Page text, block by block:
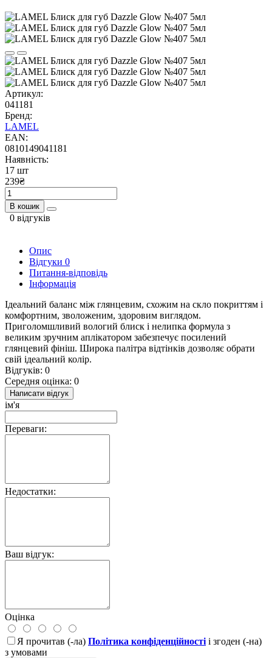
Артикул:
041181
Бренд:
LAMEL
EAN:
0810149041181
Наявність:
17 шт
239₴
В кошик
0 відгуків
Опис
Відгуки 0
Питання-відповідь
Інформація
Ідеальний баланс між глянцевим, схожим на скло покриттям і
комфортним, зволоженим, здоровим виглядом.
Приголомшливий вологий блиск і нелипка формула з
великим зручним аплікатором забезпечує посилений
глянцевий фініш. Широка палітра відтінків дозволяє обрати
свій ідеальний колір.
Відгуків: 0
Середня оцінка: 0
Написати відгук
ім'я
Переваги:
Недостатки:
Ваш відгук:
Оцінка
Я прочитав (-ла) Політика конфіденційності і згоден (-на)
з умовами